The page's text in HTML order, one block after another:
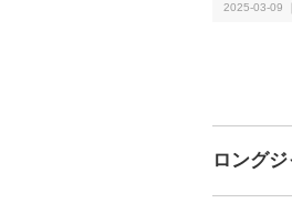
2025-03-09
ロング